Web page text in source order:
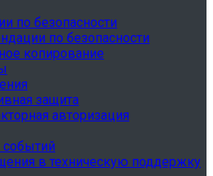
по безопасности
по безопасности
копирование
защита
авторизация
в техническую поддержку